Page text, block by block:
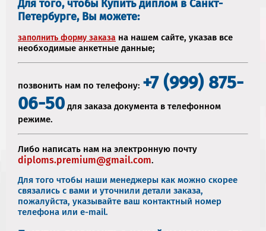
Для того, чтобы Купить диплом в Санкт-
Петербурге, Вы можете:
заполнить форму заказа на нашем сайте, указав все
необходимые анкетные данные;
позвонить нам по телефону: +7 (999) 875-
06-50 для заказа документа в телефонном
режиме.
Либо написать нам на электронную почту
diploms.premium@gmail.com.
Для того чтобы наши менеджеры как можно скорее
связались с вами и уточнили детали заказа,
пожалуйста, указывайте ваш контактный номер
телефона или e-mail.